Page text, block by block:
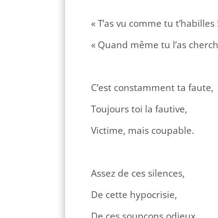
« T’as vu comme tu t’habilles
« Quand même tu l’as
C’est constamment ta faute,
Toujours toi la fautive,
Victime, mais coupable.
Assez de ces silences,
De cette hypocrisie,